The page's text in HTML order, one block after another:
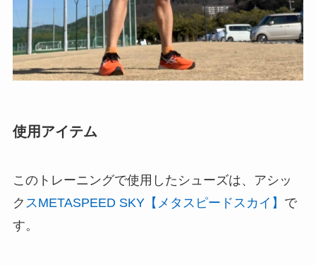
使用アイテム
このトレーニングで使用したシューズは、アシッ
ク スMETASPEED SKY【メタスピードスカイ】 で
す。